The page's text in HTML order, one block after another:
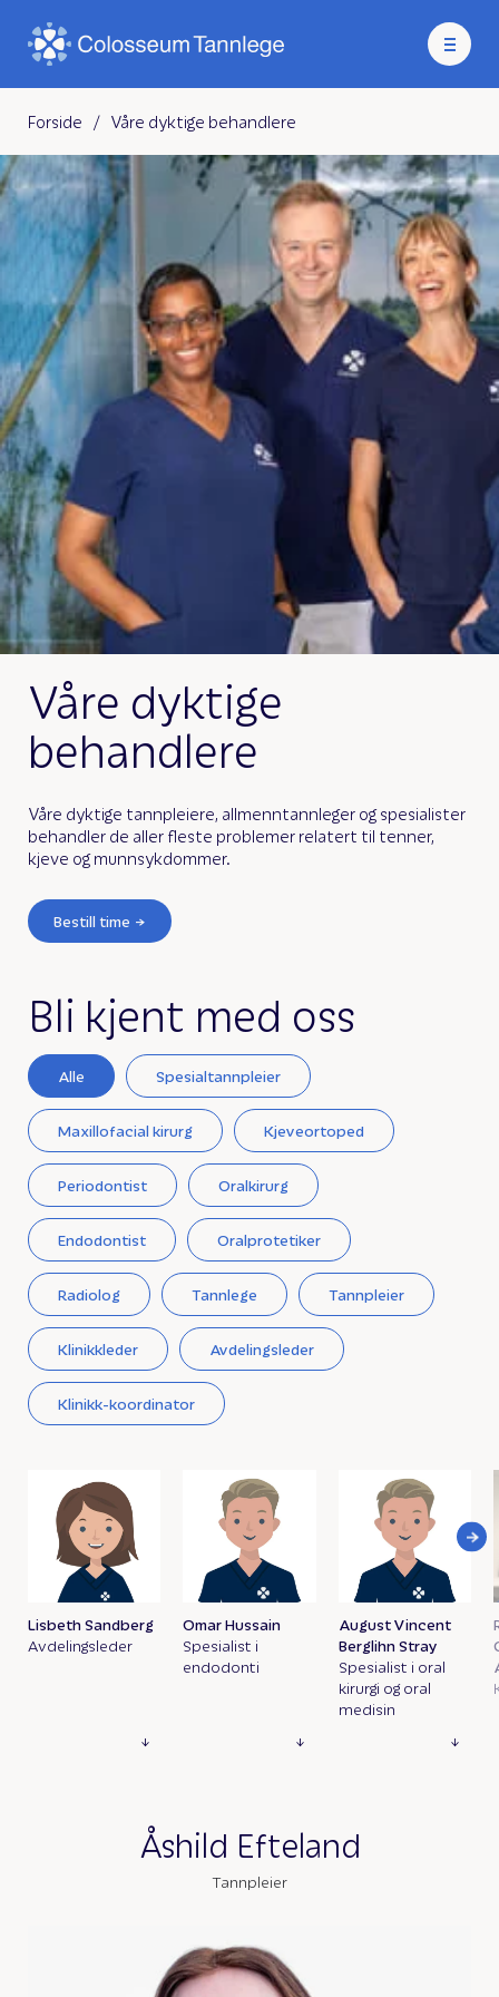
Forside / Våre dyktige behandlere
Våre dyktige
behandlere
Våre dyktige tannpleiere, allmenntannleger og spesialister
behandler de aller fleste problemer relatert til tenner,
kjeve og munnsykdommer.
Bestill time
Bli kjent med oss
Alle Spesialtannpleier
Maxillofacial kirurg Kjeveortoped
Periodontist Oralkirurg
Endodontist Oralprotetiker
Radiolog Tannlege Tannpleier
Klinikkleder Avdelingsleder
Klinikk-koordinator
Lisbeth Sandberg
Avdelingsleder
Omar Hussain
Spesialist i
endodonti
August Vincent
Berglihn Stray
Spesialist i oral
kirurgi og oral
medisin
Åshild Efteland
Tannpleier